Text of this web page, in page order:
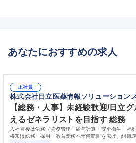
あなたにおすすめの求人
正社員
株式会社日立医薬情報ソリューション
【総務・人事】未経験歓迎/日立
えるゼネラリストを目指す 総務
入社直後は労務（労務管理・給与計算・安全衛生・福
将来は総務・採用・教育業務へ守備範囲を広げ、組織